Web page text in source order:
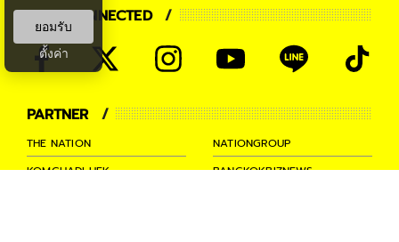
STAY CONNECTED
PARTNER
THE NATION
NATIONGROUP
KOMCHADLUEK
BANGKOKBIZNEWS
ยอมรับ
ตั้งค่า